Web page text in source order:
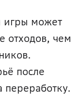
игры может
отходов, чем
после